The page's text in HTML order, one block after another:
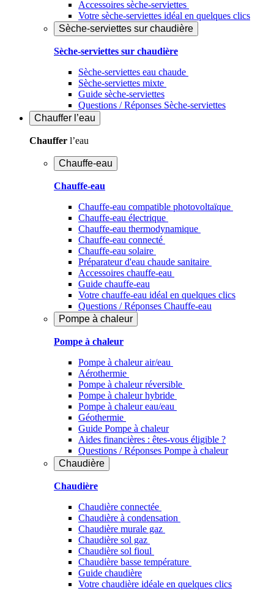
Accessoires sèche-serviettes
Votre sèche-serviettes idéal en quelques clics
Sèche-serviettes sur chaudière
Sèche-serviettes sur chaudière
Sèche-serviettes eau chaude
Sèche-serviettes mixte
Guide sèche-serviettes
Questions / Réponses Sèche-serviettes
Chauffer l’eau
Chauffer l’eau
Chauffe-eau
Chauffe-eau
Chauffe-eau compatible photovoltaïque
Chauffe-eau électrique
Chauffe-eau thermodynamique
Chauffe-eau connecté
Chauffe-eau solaire
Préparateur d'eau chaude sanitaire
Accessoires chauffe-eau
Guide chauffe-eau
Votre chauffe-eau idéal en quelques clics
Questions / Réponses Chauffe-eau
Pompe à chaleur
Pompe à chaleur
Pompe à chaleur air/eau
Aérothermie
Pompe à chaleur réversible
Pompe à chaleur hybride
Pompe à chaleur​ eau/eau
Géothermie
Guide Pompe à chaleur
Aides financières : êtes-vous éligible ?
Questions / Réponses Pompe à chaleur
Chaudière
Chaudière
Chaudière connectée
Chaudière à condensation
Chaudière murale gaz
Chaudière sol gaz
Chaudière sol fioul
Chaudière basse température
Guide chaudière
Votre chaudière idéale en quelques clics